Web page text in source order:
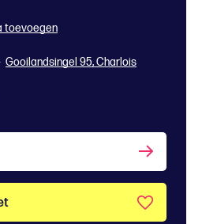
toevoegen
Gooilandsingel 95, Charlois